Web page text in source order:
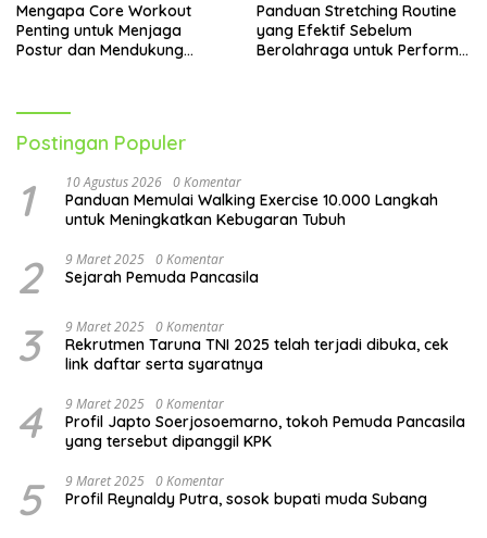
Mengapa Core Workout
Penting untuk Menjaga
Postur dan Mendukung
Panduan Stretching Routine
yang Efektif Sebelum
Berolahraga untuk Performa
Postingan Populer
1 10 Agustus 2026 0 Komentar
Panduan Memulai Walking Exercise 10.000 Langkah
untuk Meningkatkan Kebugaran Tubuh
2 9 Maret 2025 0 Komentar
Sejarah Pemuda Pancasila
3 9 Maret 2025 0 Komentar
Rekrutmen Taruna TNI 2025 telah terjadi dibuka, cek
link daftar serta syaratnya
4 9 Maret 2025 0 Komentar
Profil Japto Soerjosoemarno, tokoh Pemuda Pancasila
yang tersebut dipanggil KPK
5 9 Maret 2025 0 Komentar
Profil Reynaldy Putra, sosok bupati muda Subang